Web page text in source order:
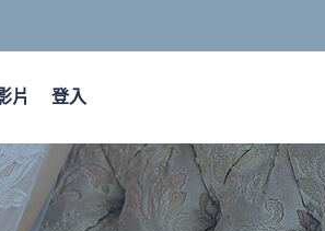
片 登入